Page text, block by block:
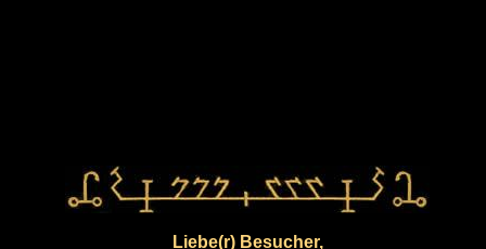
Liebe(r) Besucher,